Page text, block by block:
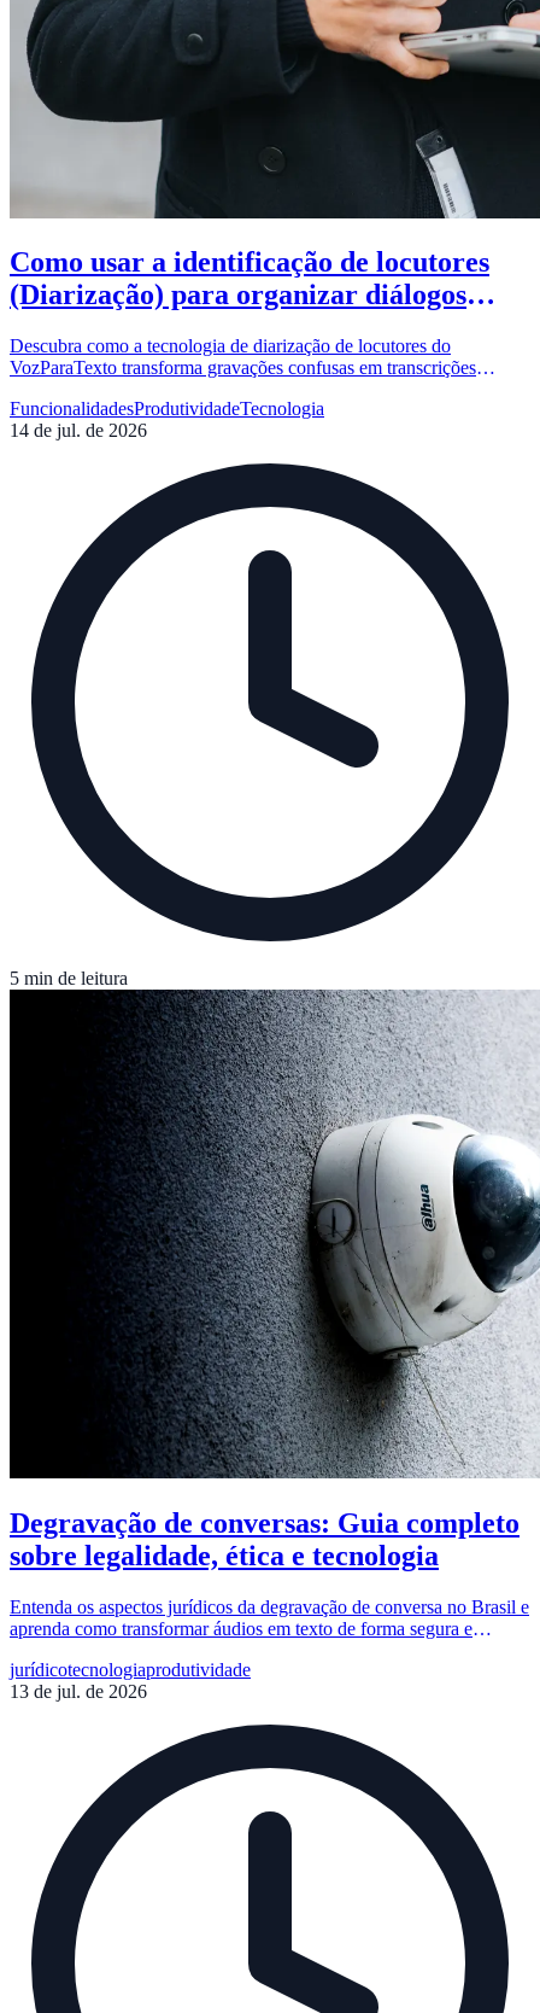
Como usar a identificação de locutores
(Diarização) para organizar diálogos
Descubra como a tecnologia de diarização de locutores do
VozParaTexto transforma gravações confusas em transcrições
FuncionalidadesProdutividadeTecnologia
14 de jul. de 2026
5 min de leitura
Degravação de conversas: Guia completo
sobre legalidade, ética e tecnologia
Entenda os aspectos jurídicos da degravação de conversa no Brasil e
aprenda como transformar áudios em texto de forma segura e
jurídicotecnologiaprodutividade
13 de jul. de 2026